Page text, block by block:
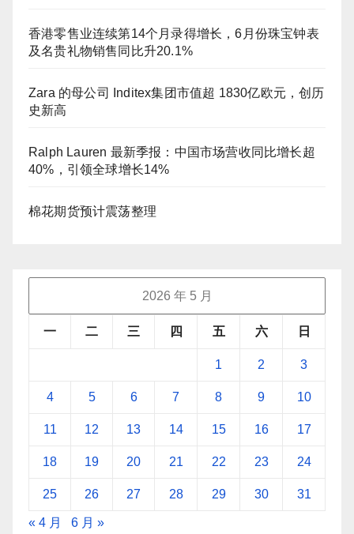
香港零售业连续第14个月录得增长，6月份珠宝钟表
及名贵礼物销售同比升20.1%
Zara 的母公司 Inditex集团市值超 1830亿欧元，创历
史新高
Ralph Lauren 最新季报：中国市场营收同比增长超
40%，引领全球增长14%
棉花期货预计震荡整理
2026 年 5 月
一 二 三 四 五 六 日
1 2 3
4 5 6 7 8 9 10
11 12 13 14 15 16 17
18 19 20 21 22 23 24
25 26 27 28 29 30 31
« 4 月 6 月 »